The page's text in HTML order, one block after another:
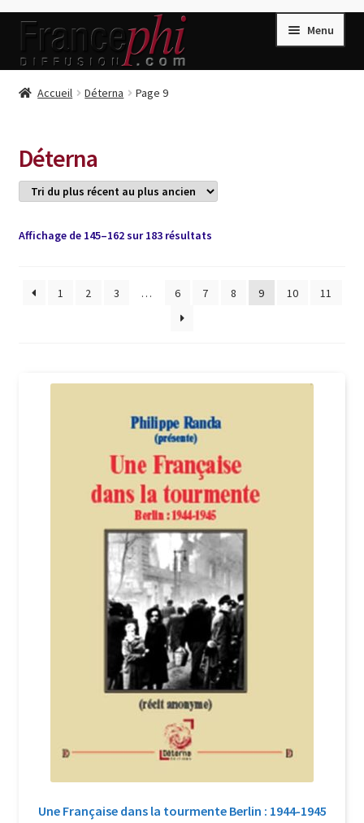
Aller
la
Aller
contenu
Menu
Accueil
Caisse
Conditions de Vente
Connection
Listes d’Envies
Login Customizer
Politique de confidentialité et cookies
Qui sommes-nous ?
Soutien à Philippe Randa
Suivi de la Commande
Accueil Déterna Page 9
Déterna
Affichage de 145–162 sur 183 résultatsTrié
récent
1 2 3 … 6 7 8 9 10 11
Une Française dans la tourmente Berlin : 1944-1945